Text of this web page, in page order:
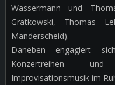
Wassermann und
Gratkowski, Thomas
Manderscheid).
Daneben engagiert
Konzertreihen und
Improvisationsmusik im